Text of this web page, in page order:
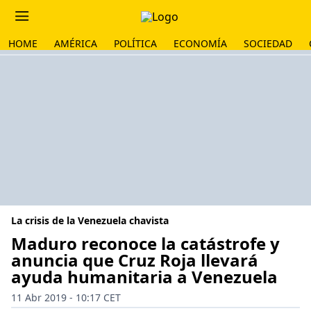
HOME AMÉRICA POLÍTICA ECONOMÍA SOCIEDAD
La crisis de la Venezuela chavista
Maduro reconoce la catástrofe y
anuncia que Cruz Roja llevará
ayuda humanitaria a Venezuela
11 Abr 2019 - 10:17 CET